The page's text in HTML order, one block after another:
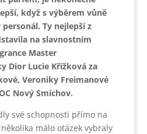
když s výběrem vůně
Ty nejlepší z
na slavnostním
Master
Dior Lucie Křížková za
Veroniky Freimanové
Nový Smíchov.
své schopnosti přímo na
málo otázek vybraly